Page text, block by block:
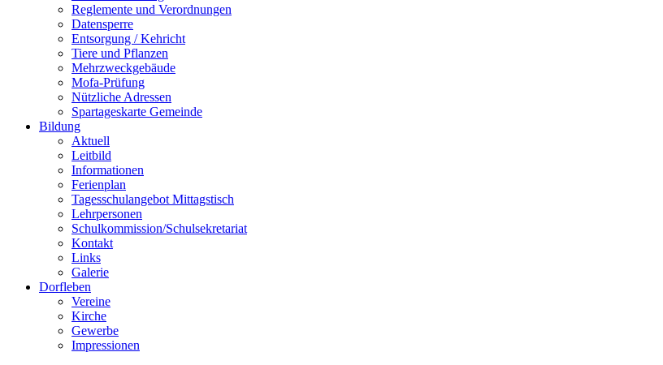
Reglemente und Verordnungen
Datensperre
Entsorgung / Kehricht
Tiere und Pflanzen
Mehrzweckgebäude
Mofa-Prüfung
Nützliche Adressen
Spartageskarte Gemeinde
Bildung
Aktuell
Leitbild
Informationen
Ferienplan
Tagesschulangebot Mittagstisch
Lehrpersonen
Schulkommission/Schulsekretariat
Kontakt
Links
Galerie
Dorfleben
Vereine
Kirche
Gewerbe
Impressionen